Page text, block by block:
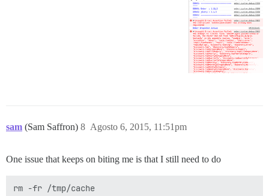
sam (Sam Saffron) Agosto 6, 2015, 11:51pm
8
One issue that keeps on biting me is that I still need to do